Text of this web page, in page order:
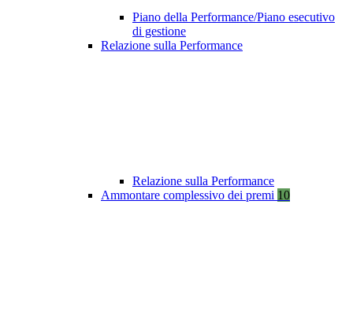
Piano della Performance/Piano esecutivo
di gestione
Relazione sulla Performance
Relazione sulla Performance
Ammontare complessivo dei premi 10